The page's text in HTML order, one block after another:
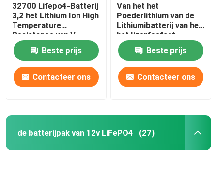
32700 Lifepo4-Batterij
3,2 het Lithium Ion High
Temperature
Resistance van V
6000mah
Beste prijs
Contacteer ons
Van het het
Poederlithium van de
Lithiumibatterij van het
het Ijzerfosfaat
LiFePO4 van het het
Poederlithium de
Batterij Grondstof
Beste prijs
Contacteer ons
de batterijpak van 12v LiFePO4 (27)